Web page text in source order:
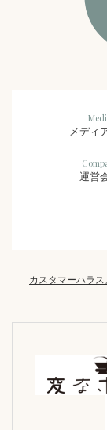
メディ
運営
カスタマーハラ